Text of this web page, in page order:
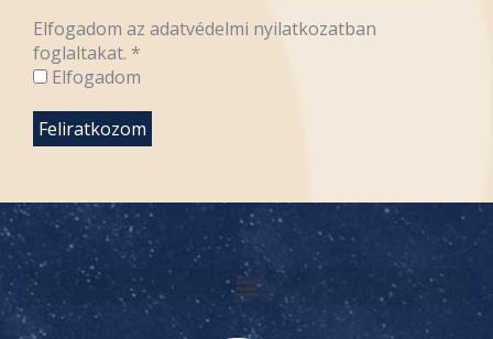
Elfogadom az adatvédelmi nyilatkozatban
foglaltakat. *
Elfogadom